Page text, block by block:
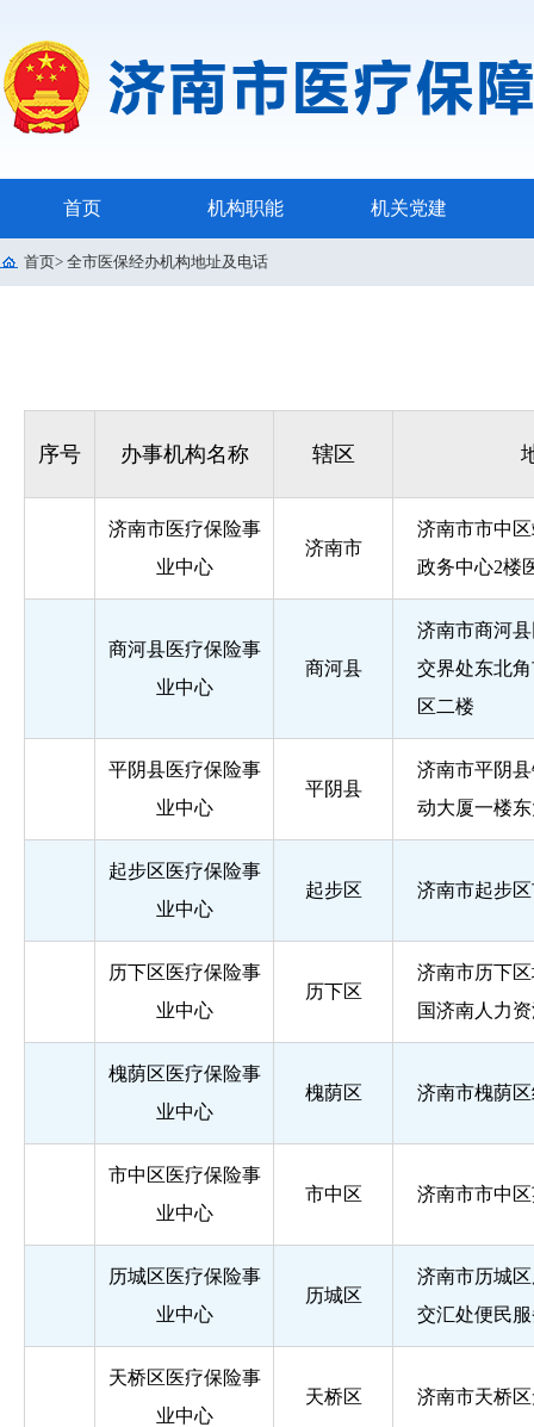
首页 机构职能 机关党建
首页> 全市医保经办机构地址及电话
序号 办事机构名称 辖区
济南市医疗保险事
业中心
济南市
济南市市中
政务中心2楼
商河县医疗保险事
业中心
商河县
济南市商河
交界处东北
区二楼
平阴县医疗保险事
业中心
平阴县
济南市平阴
动大厦一楼
起步区医疗保险事
业中心
起步区 济南市起步
历下区医疗保险事
业中心
历下区
济南市历下
国济南人力
槐荫区医疗保险事
业中心
槐荫区 济南市槐荫
市中区医疗保险事
业中心
市中区 济南市市中
历城区医疗保险事
业中心
历城区
济南市历城
交汇处便民
天桥区医疗保险事
业中心
天桥区 济南市天桥